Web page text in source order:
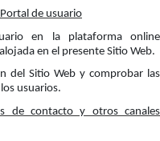
de usuario
en la plataforma online
en el presente Sitio Web.
del Sitio Web y comprobar las
usuarios.
de contacto y otros canales